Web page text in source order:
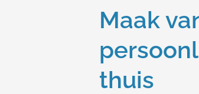
Maak
thuis